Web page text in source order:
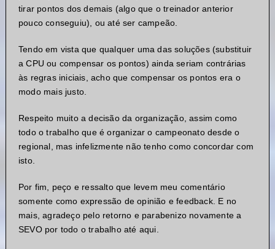
Desde já grato.
Boa tarde Fesant !
O treinador Vilmar nos avisou ontem a noite que iria
parar de jogar OSM e com isso sairia da liga.
Optamos por convidar o primeiro suplente da região
correspondente para manter o nível competitivo de
uma final.
ganhar de uma CPU, podemos poupar jogadores, etc.
Posto isso todos os treinadores que já o enfrentaram
sairiam lesados.
tirar pontos dos demais (algo que o treinador anterior
pouco conseguiu), ou até ser campeão.
Tendo em vista que qualquer uma das soluções (substituir
a CPU ou compensar os pontos) ainda seriam contrárias
às regras iniciais, acho que compensar os pontos era o
modo mais justo.
Respeito muito a decisão da organização, assim como
todo o trabalho que é organizar o campeonato desde o
regional, mas infelizmente não tenho como concordar com
isto.
Por fim, peço e ressalto que levem meu comentário
somente como expressão de opinião e feedback. E no
mais, agradeço pelo retorno e parabenizo novamente a
SEVO por todo o trabalho até aqui.